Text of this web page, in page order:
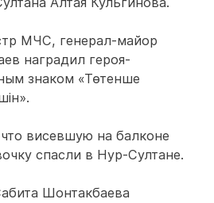
МЧС, генерал-майор
наградил героя-
знаком «Төтенше
висевшую на балконе
спасли в Нур-Султане.
Шонтакбаева